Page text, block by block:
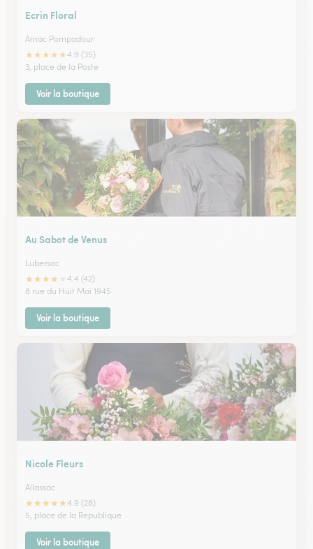
Ecrin Floral
Arnac Pompadour
★★★★★4.9 (35)
3, place de la Poste
Voir la boutique
Au Sabot de Venus
Lubersac
★★★★
4.4 (42)
8 rue du Huit Mai 1945
Voir la boutique
Nicole Fleurs
Allassac
★★★★★4.9 (28)
5, place de la Republique
Voir la boutique